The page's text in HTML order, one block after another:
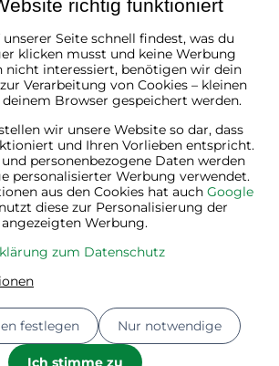
💚 | Alle Rechte vorbehalten
Erklärung zum Datenschutz
richtig funktioniert
Seite schnell findest, was du
klicken musst und keine Werbung
nicht interessiert, benötigen wir dein
Verarbeitung von Cookies – kleinen
Browser gespeichert werden.
wir unsere Website so dar, dass
und Ihren Vorlieben entspricht.
personenbezogene Daten werden
personalisierter Werbung verwendet.
aus den Cookies hat auch Google
diese zur Personalisierung der
angezeigten Werbung.
zum Datenschutz
festlegen
Ich stimme zu
Nur notwendige